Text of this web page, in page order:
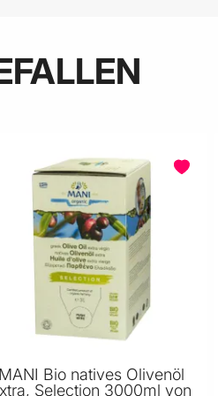
MANI Bio natives Olivenöl
Selection 3000ml von